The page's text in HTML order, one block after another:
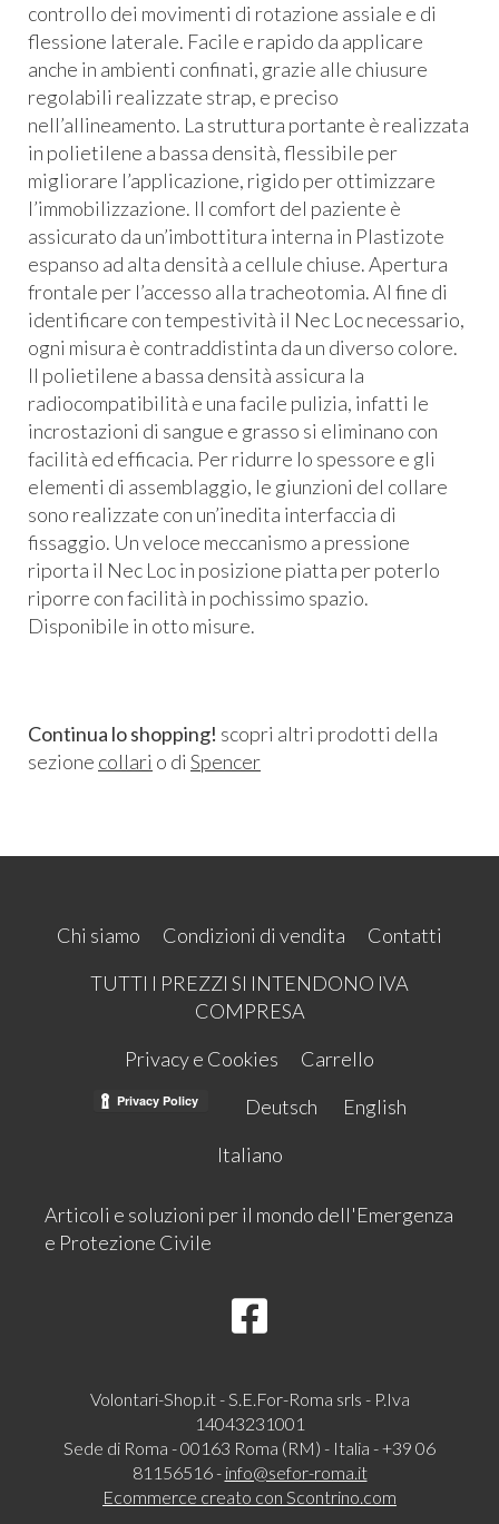
controllo dei movimenti di rotazione assiale e di
flessione laterale. Facile e rapido da applicare
anche in ambienti confinati, grazie alle chiusure
regolabili realizzate strap, e preciso
nell’allineamento. La struttura portante è realizzata
in polietilene a bassa densità, flessibile per
migliorare l’applicazione, rigido per ottimizzare
l’immobilizzazione. Il comfort del paziente è
assicurato da un’imbottitura interna in Plastizote
espanso ad alta densità a cellule chiuse. Apertura
frontale per l’accesso alla tracheotomia. Al fine di
identificare con tempestività il Nec Loc necessario,
ogni misura è contraddistinta da un diverso colore.
Il polietilene a bassa densità assicura la
radiocompatibilità e una facile pulizia, infatti le
incrostazioni di sangue e grasso si eliminano con
facilità ed efficacia. Per ridurre lo spessore e gli
elementi di assemblaggio, le giunzioni del collare
sono realizzate con un’inedita interfaccia di
fissaggio. Un veloce meccanismo a pressione
riporta il Nec Loc in posizione piatta per poterlo
riporre con facilità in pochissimo spazio.
Disponibile in otto misure.
Continua lo shopping! scopri altri prodotti della
sezione collari o di Spencer
Chi siamo Condizioni di vendita
Contatti
TUTTI I PREZZI SI INTENDONO IVA
COMPRESA
Privacy e Cookies
Carrello
Deutsch
English
Italiano
Articoli e soluzioni per il mondo dell'Emergenza
e Protezione Civile
Volontari-Shop.it - S.E.For-Roma srls - P.Iva
14043231001
Sede di Roma - 00163 Roma (RM) - Italia - +39 06
81156516 - info@sefor-roma.it
Ecommerce creato con Scontrino.com